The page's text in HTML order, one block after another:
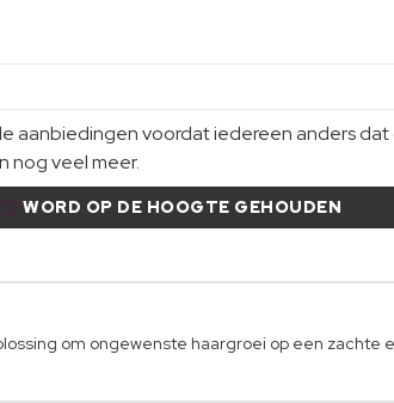
voordat iedereen anders
nog veel meer.
WORD OP DE HOOGTE GEHOUDEN
om ongewenste haargroei op een